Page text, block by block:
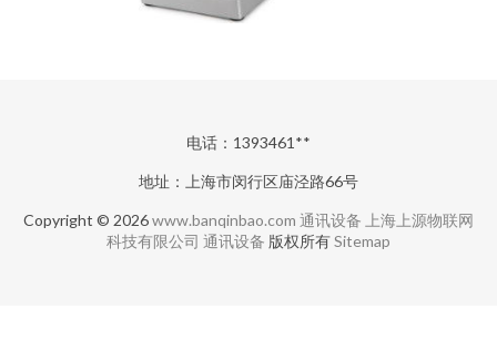
电话：1393461**
地址：上海市闵行区庙泾路66号
Copyright © 2026www.banqinbao.com 通讯设备 上海上源物联网
科技有限公司 通讯设备 版权所有Sitemap